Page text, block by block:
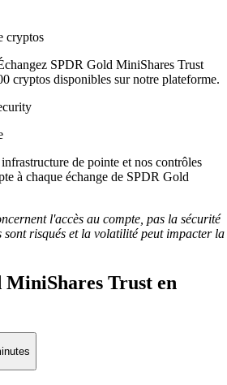
cryptos
SPDR Gold MiniShares Trust
cryptos disponibles sur notre plateforme.
de pointe et nos contrôles
à chaque échange de SPDR Gold
l'accès au compte, pas la sécurité
sont risqués et la volatilité peut impacter la
Trust en